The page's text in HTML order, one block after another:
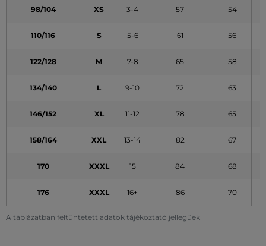
A táblázatban feltüntetett adatok tájékoztató jellegűek
98/104 XS 3-4 57 54
110/116 S 5-6 61 56
122/128 M 7-8 65 58
134/140 L 9-10 72 63
146/152 XL 11-12 78 65
158/164 XXL 13-14 82 67
170 XXXL 15 84 68
176 XXXL 16+ 86 70